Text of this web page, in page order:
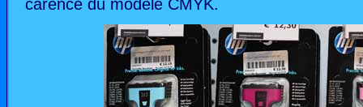
carence du modèle CMYK.